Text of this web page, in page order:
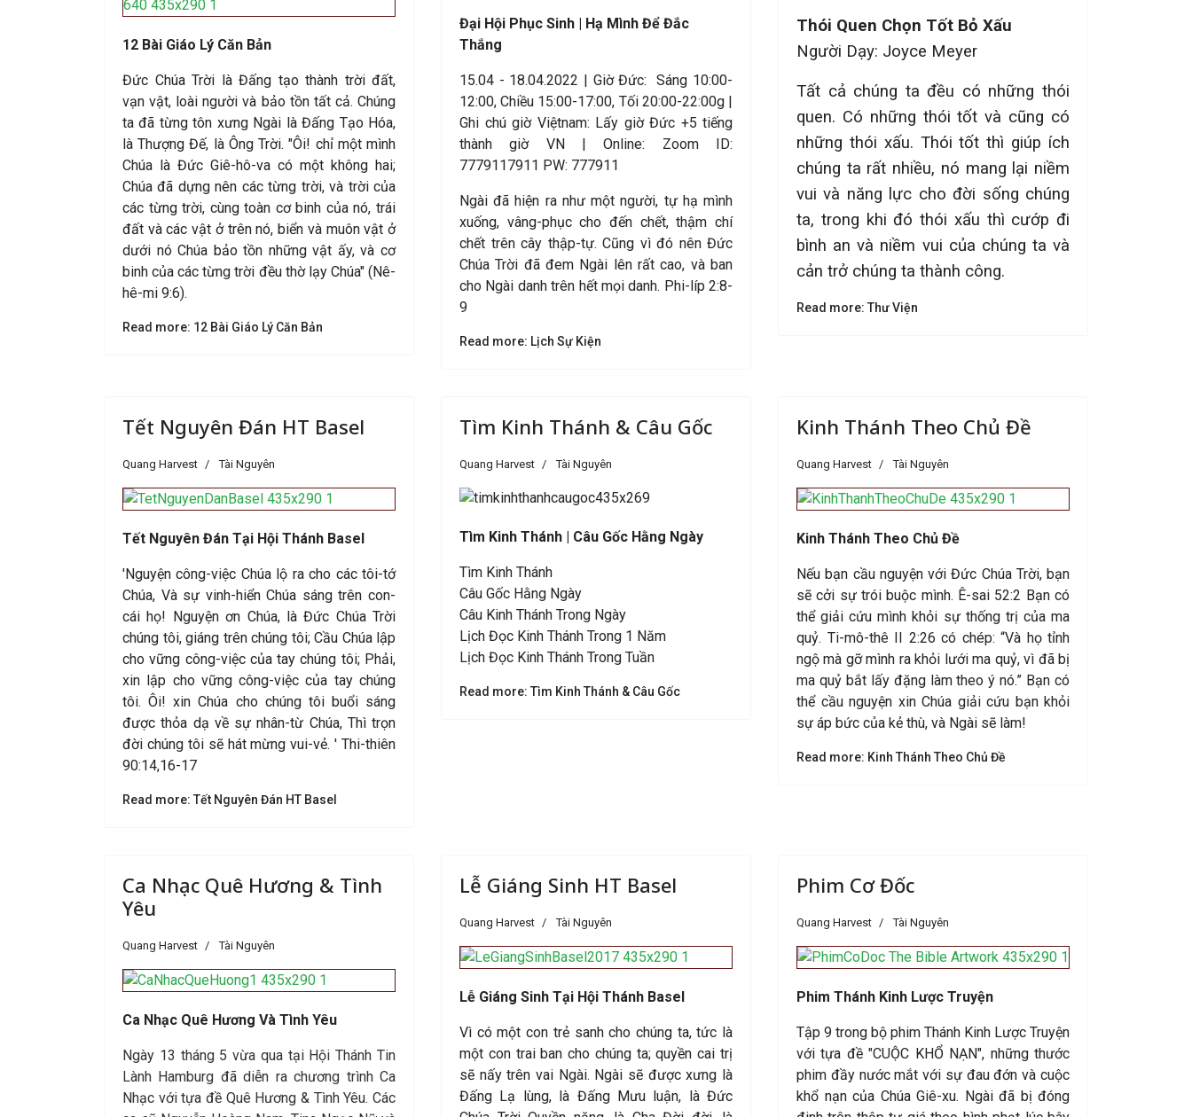
12 Bài Giáo Lý Căn Bản
Đức Chúa Trời là Đấng tạo thành trời đất,
vạn vật, loài người và bảo tồn tất cả. Chúng
ta đã từng tôn xưng Ngài là Đấng Tạo Hóa,
là Thượng Đế, là Ông Trời. "Ôi! chỉ một mình
Chúa là Đức Giê-hô-va có một không hai;
Chúa đã dựng nên các từng trời, và trời của
các từng trời, cùng toàn cơ binh của nó, trái
đất và các vật ở trên nó, biển và muôn vật ở
dưới nó Chúa bảo tồn những vật ấy, và cơ
binh của các từng trời đều thờ lạy Chúa" (Nê-
hê-mi 9:6).
Read more: 12 Bài Giáo Lý Căn Bản
Đại Hội Phục Sinh | Hạ Mình Để Đắc
Thắng
15.04 - 18.04.2022 | Giờ Đức: Sáng 10:00-
12:00, Chiều 15:00-17:00, Tối 20:00-22:00g |
Ghi chú giờ Việtnam: Lấy giờ Đức +5 tiếng
thành giờ VN | Online: Zoom ID:
7779117911 PW: 777911
Ngài đã hiện ra như một người, tự hạ mình
xuống, vâng-phục cho đến chết, thậm chí
chết trên cây thập-tự. Cũng vì đó nên Đức
Chúa Trời đã đem Ngài lên rất cao, và ban
cho Ngài danh trên hết mọi danh. Phi-líp 2:8-
9
Read more: Lịch Sự Kiện
Thói Quen Chọn Tốt Bỏ Xấu
Người Dạy: Joyce Meyer
Tất cả chúng ta đều có những thói
quen. Có những thói tốt và cũng có
những thói xấu. Thói tốt thì giúp ích
chúng ta rất nhiều, nó mang lại niềm
vui và năng lực cho đời sống chúng
ta, trong khi đó thói xấu thì cướp đi
bình an và niềm vui của chúng ta và
cản trở chúng ta thành công.
Read more: Thư Viện
Tết Nguyên Đán HT Basel
Quang Harvest Tài Nguyên
Tết Nguyên Đán Tại Hội Thánh Basel
'Nguyện công-việc Chúa lộ ra cho các tôi-tớ
Chúa, Và sự vinh-hiển Chúa sáng trên con-
cái họ! Nguyện ơn Chúa, là Đức Chúa Trời
chúng tôi, giáng trên chúng tôi; Cầu Chúa lập
cho vững công-việc của tay chúng tôi; Phải,
xin lập cho vững công-việc của tay chúng
tôi. Ôi! xin Chúa cho chúng tôi buổi sáng
được thỏa dạ về sự nhân-từ Chúa, Thì trọn
đời chúng tôi sẽ hát mừng vui-vẻ. ' Thi-thiên
90:14,16-17
Read more: Tết Nguyên Đán HT Basel
Tìm Kinh Thánh & Câu Gốc
Quang Harvest Tài Nguyên
Tìm Kinh Thánh | Câu Gốc Hằng Ngày
Tìm Kinh Thánh
Câu Gốc Hằng Ngày
Câu Kinh Thánh Trong Ngày
Lịch Đọc Kinh Thánh Trong 1 Năm
Lịch Đọc Kinh Thánh Trong Tuần
Read more: Tìm Kinh Thánh & Câu Gốc
Kinh Thánh Theo Chủ Đề
Quang Harvest Tài Nguyên
Kinh Thánh Theo Chủ Đề
Nếu bạn cầu nguyện với Đức Chúa Trời, bạn
sẽ cởi sự trói buộc mình. Ê-sai 52:2 Bạn có
thể giải cứu mình khỏi sự thống trị của ma
quỷ. Ti-mô-thê II 2:26 có chép: “Và họ tỉnh
ngộ mà gỡ mình ra khỏi lưới ma quỷ, vì đã bị
ma quỷ bắt lấy đặng làm theo ý nó.” Bạn có
thể cầu nguyện xin Chúa giải cứu bạn khỏi
sự áp bức của kẻ thù, và Ngài sẽ làm!
Read more: Kinh Thánh Theo Chủ Đề
Ca Nhạc Quê Hương & Tình
Yêu
Quang Harvest Tài Nguyên
Ca Nhạc Quê Hương Và Tình Yêu
Ngày 13 tháng 5 vừa qua tại Hội Thánh Tin
Lành Hamburg đã diễn ra chương trình Ca
Nhạc với tựa đề Quê Hương & Tình Yêu. Các
Lễ Giáng Sinh HT Basel
Quang Harvest Tài Nguyên
Lễ Giáng Sinh Tại Hội Thánh Basel
Vì có một con trẻ sanh cho chúng ta, tức là
một con trai ban cho chúng ta; quyền cai trị
sẽ nấy trên vai Ngài. Ngài sẽ được xưng là
Đấng Lạ lùng, là Đấng Mưu luận, là Đức
Phim Cơ Đốc
Quang Harvest Tài Nguyên
Phim Thánh Kinh Lược Truyện
Tập 9 trong bộ phim Thánh Kinh Lược Truyện
với tựa đề "CUỘC KHỔ NẠN", những thước
phim đầy nước mắt với sự đau đớn và cuộc
khổ nạn của Chúa Giê-xu. Ngài đã bị đóng